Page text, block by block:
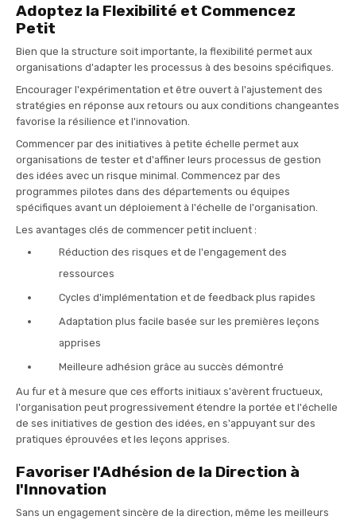
Adoptez la Flexibilité et Commencez
Petit
Bien que la structure soit importante, la flexibilité permet aux
organisations d'adapter les processus à des besoins spécifiques.
Encourager l'expérimentation et être ouvert à l'ajustement des
stratégies en réponse aux retours ou aux conditions changeantes
favorise la résilience et l'innovation.
Commencer par des initiatives à petite échelle permet aux
organisations de tester et d'affiner leurs processus de gestion
des idées avec un risque minimal. Commencez par des
programmes pilotes dans des départements ou équipes
spécifiques avant un déploiement à l'échelle de l'organisation.
Les avantages clés de commencer petit incluent :
Réduction des risques et de l'engagement des
ressources
Cycles d'implémentation et de feedback plus rapides
Adaptation plus facile basée sur les premières leçons
apprises
Meilleure adhésion grâce au succès démontré
Au fur et à mesure que ces efforts initiaux s'avèrent fructueux,
l'organisation peut progressivement étendre la portée et l'échelle
de ses initiatives de gestion des idées, en s'appuyant sur des
pratiques éprouvées et les leçons apprises.
Favoriser l'Adhésion de la Direction à
l'Innovation
Sans un engagement sincère de la direction, même les meilleurs